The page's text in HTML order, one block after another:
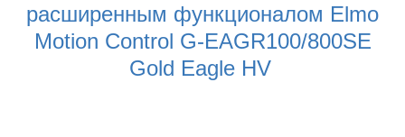
расширенным функционалом Elmo
Motion Control G-EAGR100/800SE
Gold Eagle HV